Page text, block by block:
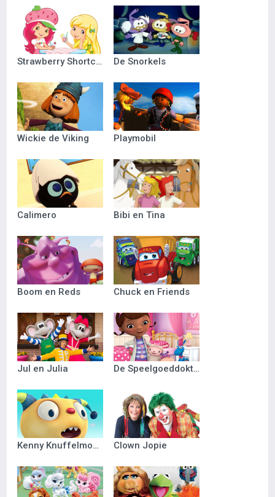
Strawberry Shortcake De Snorkels
Wickie de Viking Playmobil
Calimero Bibi en Tina
Boom en Reds Chuck en Friends
Jul en Julia De Speelgoeddokter
Kenny Knuffelmonster Clown Jopie